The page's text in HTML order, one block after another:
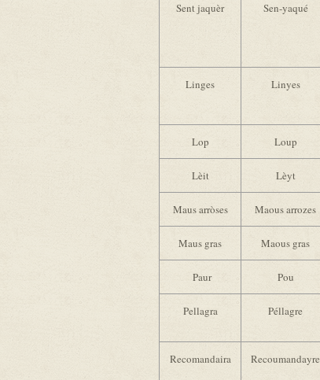
Sent jaquèr Sen-yaqué
Linges Linyes
Lop Loup
Lèit Lèyt
Maus arròses Maous arrozes
Maus gras Maous gras
Paur Pou
Pellagra Péllagre
Recomandaira Recoumandayre